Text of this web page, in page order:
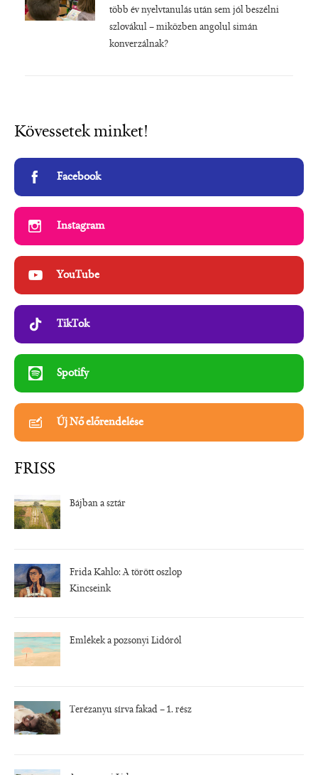
több év nyelvtanulás után sem jól beszélni
szlovákul – miközben angolul simán
konverzálnak?
Kövessetek minket!
Facebook
Instagram
YouTube
TikTok
Spotify
Új Nő előrendelése
FRISS
Bájban a sztár
Frida Kahlo: A törött oszlop
Kincseink
Emlékek a pozsonyi Lidóról
Terézanyu sírva fakad – 1. rész